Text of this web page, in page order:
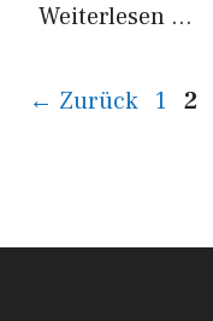
Weiterlesen …
← Zurück Seite
1 2